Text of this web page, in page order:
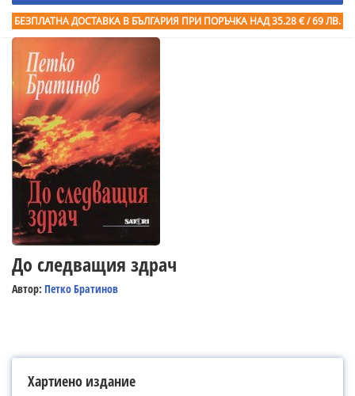
БЕЗПЛАТНА ДОСТАВКА В БЪЛГАРИЯ ПРИ ПОРЪЧКА НАД 35.28 € / 69 ЛВ.
До следващия здрач
Автор: Петко Братинов
Хартиено издание